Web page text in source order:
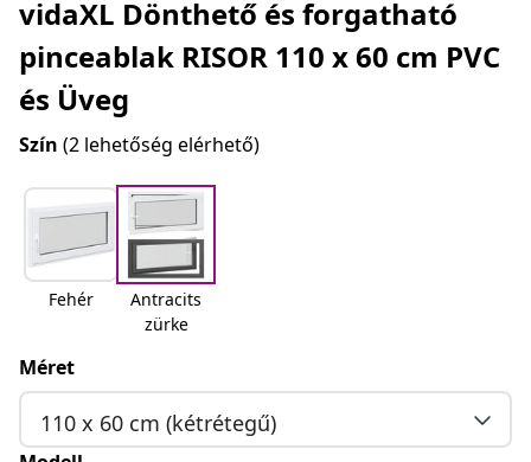
vidaXL Dönthető és forgatható
pinceablak RISOR 110 x 60 cm PVC
és Üveg
Szín (2 lehetőség elérhető)
Fehér
Antracits
zürke
Méret
110 x 60 cm (kétrétegű)